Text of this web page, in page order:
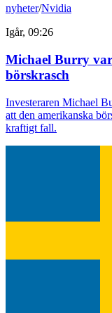
nyheter/Nvidia
Igår, 09:26
Michael Burry
börskrasch
Investeraren Michael
att den amerikanska
kraftigt fall.